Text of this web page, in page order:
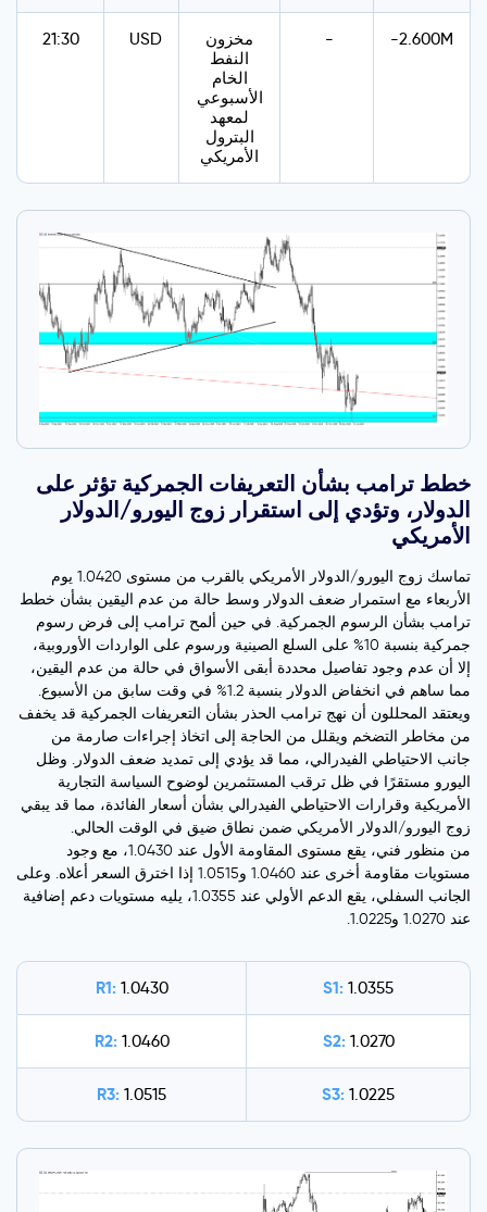
21:30 USD
مخزون
النفط
الخام
الأسبوعي
لمعهد
البترول
الأمريكي
- -2.600M
خطط ترامب بشأن التعريفات الجمركية تؤثر على
الدولار، وتؤدي إلى استقرار زوج اليورو/الدولار
الأمريكي
تماسك زوج اليورو/الدولار الأمريكي بالقرب من مستوى 1.0420 يوم
الأربعاء مع استمرار ضعف الدولار وسط حالة من عدم اليقين بشأن خطط
ترامب بشأن الرسوم الجمركية. في حين ألمح ترامب إلى فرض رسوم
جمركية بنسبة 10% على السلع الصينية ورسوم على الواردات الأوروبية،
إلا أن عدم وجود تفاصيل محددة أبقى الأسواق في حالة من عدم اليقين،
مما ساهم في انخفاض الدولار بنسبة 1.2% في وقت سابق من الأسبوع.
ويعتقد المحللون أن نهج ترامب الحذر بشأن التعريفات الجمركية قد يخفف
من مخاطر التضخم ويقلل من الحاجة إلى اتخاذ إجراءات صارمة من
جانب الاحتياطي الفيدرالي، مما قد يؤدي إلى تمديد ضعف الدولار. وظل
اليورو مستقرًا في ظل ترقب المستثمرين لوضوح السياسة التجارية
الأمريكية وقرارات الاحتياطي الفيدرالي بشأن أسعار الفائدة، مما قد يبقي
زوج اليورو/الدولار الأمريكي ضمن نطاق ضيق في الوقت الحالي.
من منظور فني، يقع مستوى المقاومة الأول عند 1.0430، مع وجود
مستويات مقاومة أخرى عند 1.0460 و1.0515 إذا اخترق السعر أعلاه. وعلى
الجانب السفلي، يقع الدعم الأولي عند 1.0355، يليه مستويات دعم إضافية
عند 1.0270 و1.0225.
R1: 1.0430 S1: 1.0355
R2: 1.0460 S2: 1.0270
R3: 1.0515 S3: 1.0225